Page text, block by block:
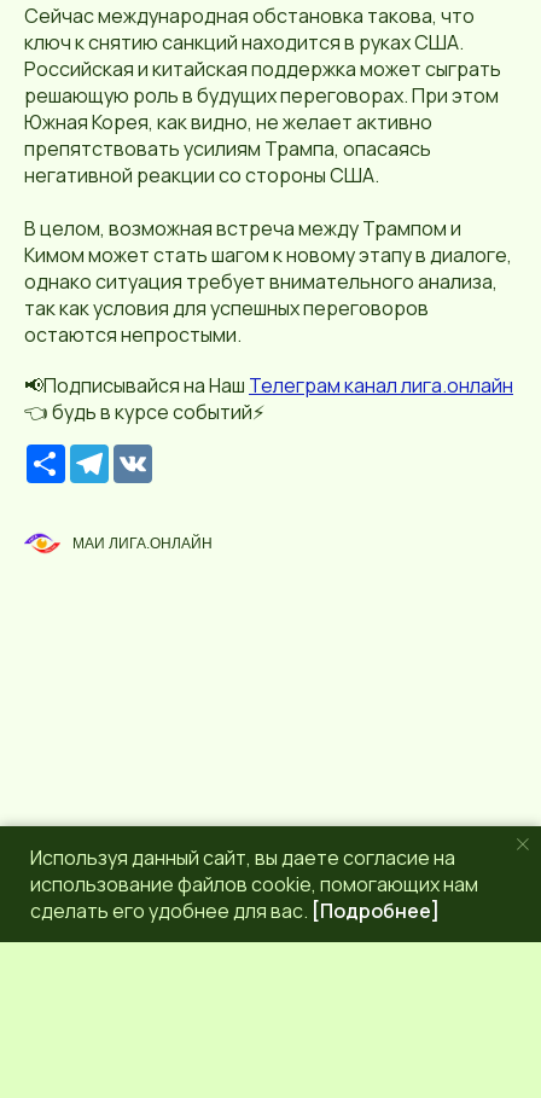
Сейчас международная обстановка такова, что
ключ к снятию санкций находится в руках США.
Российская и китайская поддержка может сыграть
решающую роль в будущих переговорах. При этом
Южная Корея, как видно, не желает активно
препятствовать усилиям Трампа, опасаясь
негативной реакции со стороны США.
В целом, возможная встреча между Трампом и
Кимом может стать шагом к новому этапу в диалоге,
однако ситуация требует внимательного анализа,
так как условия для успешных переговоров
остаются непростыми.
📢Подписывайся на Наш Телеграм канал лига.онлайн
👈 будь в курсе событий⚡️
Р
е
с
р
с
T
e
g
r
МАИ ЛИГА.ОНЛАЙН
Используя данный сайт, вы даете согласие на
использование файлов cookie, помогающих нам
сделать его удобнее для вас. [Подробнее]